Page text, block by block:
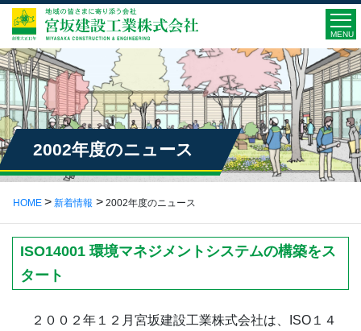
MENU
2002年度のニュース
HOME 新着情報 2002年度のニュース
ISO14001 環境マネジメントシステムの構築をス
タート
２００２年１２月宮坂建設工業株式会社は、ISO１４